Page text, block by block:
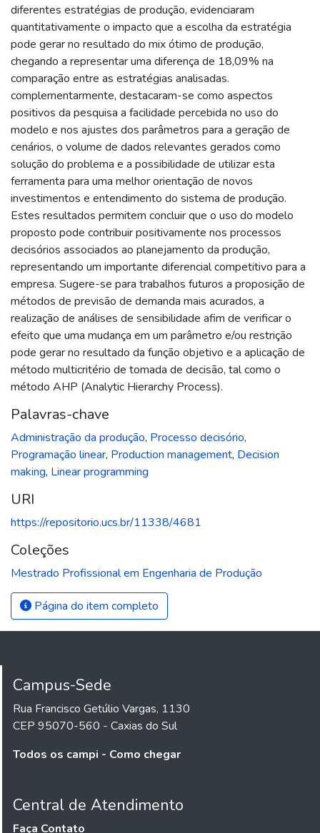
diferentes estratégias de produção, evidenciaram
quantitativamente o impacto que a escolha da estratégia
pode gerar no resultado do mix ótimo de produção,
chegando a representar uma diferença de 18,09% na
comparação entre as estratégias analisadas.
complementarmente, destacaram-se como aspectos
positivos da pesquisa a facilidade percebida no uso do
modelo e nos ajustes dos parâmetros para a geração de
cenários, o volume de dados relevantes gerados como
solução do problema e a possibilidade de utilizar esta
ferramenta para uma melhor orientação de novos
investimentos e entendimento do sistema de produção.
Estes resultados permitem concluir que o uso do modelo
proposto pode contribuir positivamente nos processos
decisórios associados ao planejamento da produção,
representando um importante diferencial competitivo para a
empresa. Sugere-se para trabalhos futuros a proposição de
métodos de previsão de demanda mais acurados, a
realização de análises de sensibilidade afim de verificar o
efeito que uma mudança em um parâmetro e/ou restrição
pode gerar no resultado da função objetivo e a aplicação de
método multicritério de tomada de decisão, tal como o
método AHP (Analytic Hierarchy Process).
Palavras-chave
Administração da produção, Processo decisório,
Programação linear, Production management, Decision
making, Linear programming
URI
https://repositorio.ucs.br/11338/4681
Coleções
Mestrado Profissional em Engenharia de Produção
Página do item completo
Campus-Sede
Rua Francisco Getúlio Vargas, 1130
CEP 95070-560 - Caxias do Sul
Todos os campi - Como chegar
Central de Atendimento
Faça Contato